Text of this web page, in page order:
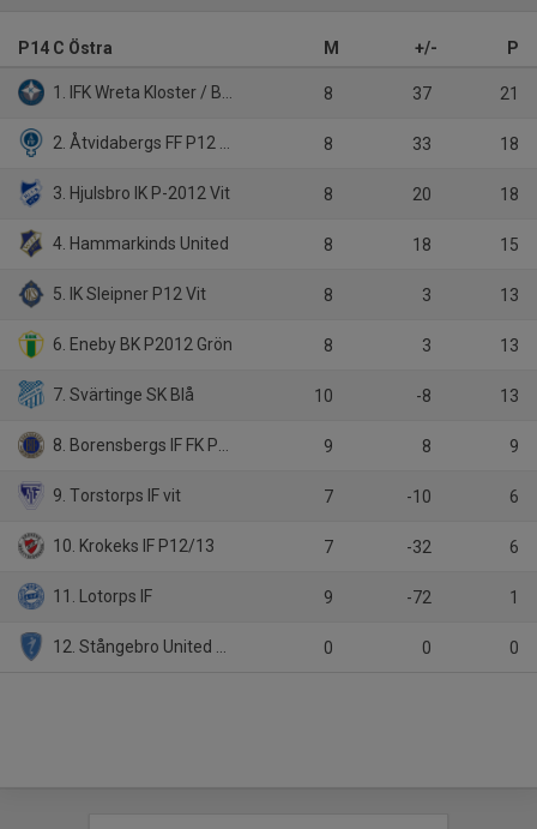
P14 C Östra M +/- P
1. IFK Wreta Kloster / BK Ljungsbro P.12 8 37 21
2. Åtvidabergs FF P12 Röd 8 33 18
3. Hjulsbro IK P-2012 Vit 8 20 18
4. Hammarkinds United 8 18 15
5. IK Sleipner P12 Vit 8 3 13
6. Eneby BK P2012 Grön 8 3 13
7. Svärtinge SK Blå 10 -8 13
8. Borensbergs IF FK P2012 Vit 9 8 9
9. Torstorps IF vit 7 -10 6
10. Krokeks IF P12/13 7 -32 6
11. Lotorps IF 9 -72 1
12. Stångebro United BK 2012 U:2 0 0 0